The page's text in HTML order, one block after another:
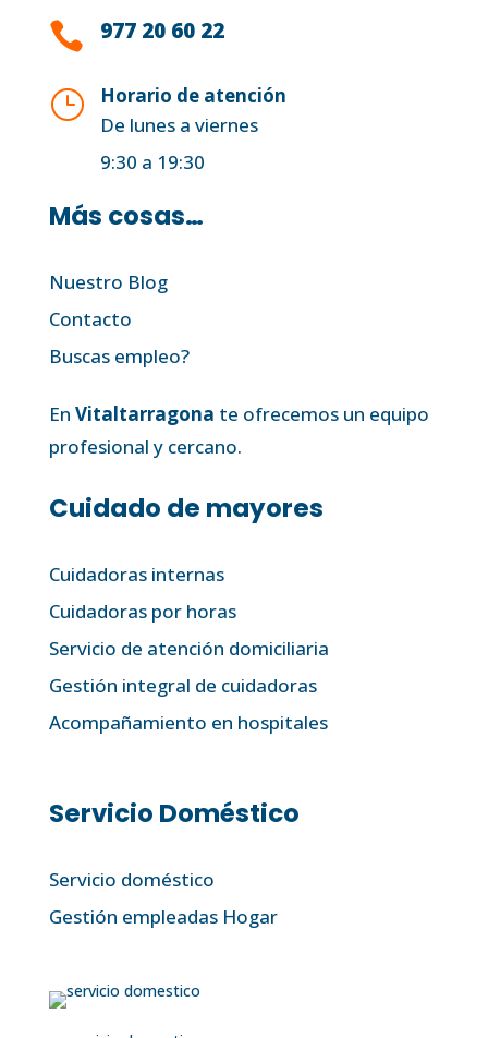
 977 20 60 22
}
Horario de atención
De lunes a viernes
9:30 a 19:30
Más cosas…
Nuestro Blog
Contacto
Buscas empleo?
En Vitaltarragona te ofrecemos un equipo
profesional y cercano.
Cuidado de mayores
Cuidadoras internas
Cuidadoras por horas
Servicio de atención domiciliaria
Gestión integral de cuidadoras
Acompañamiento en hospitales
Servicio Doméstico
Servicio doméstico
Gestión empleadas Hogar